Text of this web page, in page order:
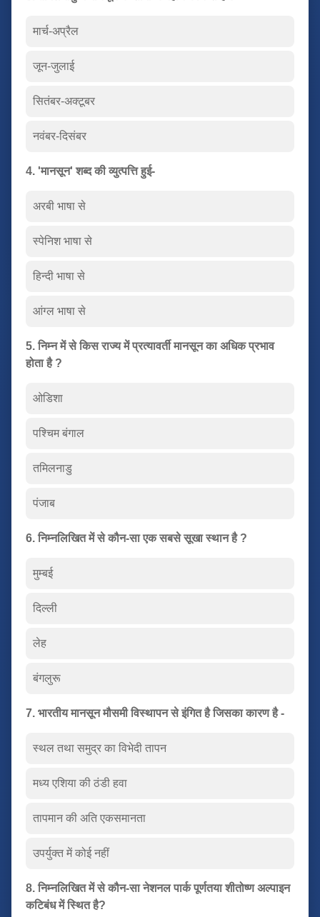
मार्च-अप्रैल
जून-जुलाई
सितंबर-अक्टूबर
नवंबर-दिसंबर
4. 'मानसून' शब्द की व्युत्पत्ति हुई-
अरबी भाषा से
स्पेनिश भाषा से
हिन्दी भाषा से
आंग्ल भाषा से
5. निम्न में से किस राज्य में प्रत्यावर्ती मानसून का अधिक प्रभाव
होता है ?
ओडिशा
पश्चिम बंगाल
तमिलनाडु
पंजाब
6. निम्नलिखित में से कौन-सा एक सबसे सूखा स्थान है ?
मुम्बई
दिल्ली
लेह
बंगलुरू
7. भारतीय मानसून मौसमी विस्थापन से इंगित है जिसका कारण है -
स्थल तथा समुद्र का विभेदी तापन
मध्य एशिया की ठंडी हवा
तापमान की अति एकसमानता
उपर्युक्त में कोई नहीं
8. निम्नलिखित में से कौन-सा नेशनल पार्क पूर्णतया शीतोष्ण अल्पाइन
कटिबंध में स्थित है?